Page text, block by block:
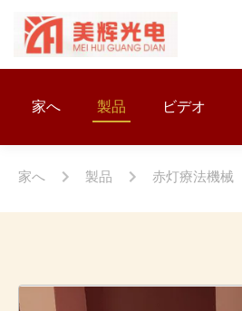
家へ 製品 ビデオ
家へ 製品 赤灯療法機械